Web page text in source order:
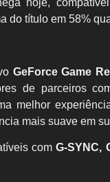
hoje,
do título em 58%
GeForce Game
de parceiros
melhor
mais suave em
comG-SYNC,